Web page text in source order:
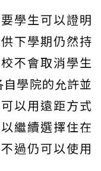
學生可以證明
下學期仍然持
不會取消學生
學院的允許並
以用遠距方式
繼續選擇住在
過仍可以使用